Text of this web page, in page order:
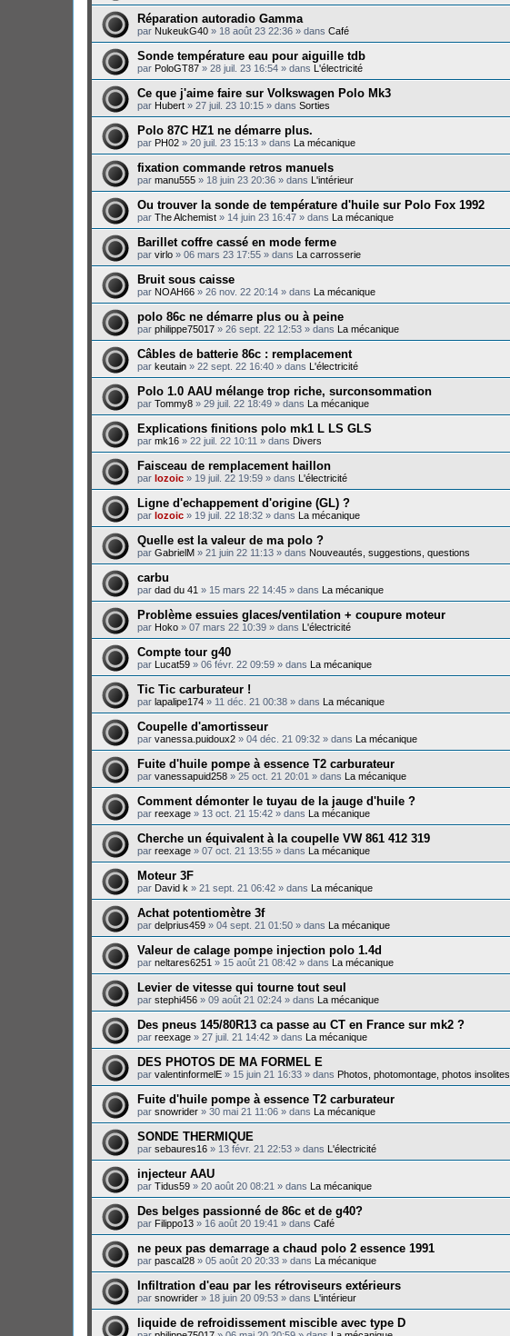
Réparation autoradio Gamma
par NukeukG40 » 18 août 23 22:36 » dans Café
Sonde température eau pour aiguille tdb
par PoloGT87 » 28 juil. 23 16:54 » dans L'électricité
Ce que j'aime faire sur Volkswagen Polo Mk3
par Hubert » 27 juil. 23 10:15 » dans Sorties
Polo 87C HZ1 ne démarre plus.
par PH02 » 20 juil. 23 15:13 » dans La mécanique
fixation commande retros manuels
par manu555 » 18 juin 23 20:36 » dans L'intérieur
Ou trouver la sonde de température d'huile sur Polo Fox 1992
par The Alchemist » 14 juin 23 16:47 » dans La mécanique
Barillet coffre cassé en mode ferme
par virlo » 06 mars 23 17:55 » dans La carrosserie
Bruit sous caisse
par NOAH66 » 26 nov. 22 20:14 » dans La mécanique
polo 86c ne démarre plus ou à peine
par philippe75017 » 26 sept. 22 12:53 » dans La mécanique
Câbles de batterie 86c : remplacement
par keutain » 22 sept. 22 16:40 » dans L'électricité
Polo 1.0 AAU mélange trop riche, surconsommation
par Tommy8 » 29 juil. 22 18:49 » dans La mécanique
Explications finitions polo mk1 L LS GLS
par mk16 » 22 juil. 22 10:11 » dans Divers
Faisceau de remplacement haillon
par lozoic » 19 juil. 22 19:59 » dans L'électricité
Ligne d'echappement d'origine (GL) ?
par lozoic » 19 juil. 22 18:32 » dans La mécanique
Quelle est la valeur de ma polo ?
par GabrielM » 21 juin 22 11:13 » dans Nouveautés, suggestions, questions
carbu
par dad du 41 » 15 mars 22 14:45 » dans La mécanique
Problème essuies glaces/ventilation + coupure moteur
par Hoko » 07 mars 22 10:39 » dans L'électricité
Compte tour g40
par Lucat59 » 06 févr. 22 09:59 » dans La mécanique
Tic Tic carburateur !
par lapalipe174 » 11 déc. 21 00:38 » dans La mécanique
Coupelle d'amortisseur
par vanessa.puidoux2 » 04 déc. 21 09:32 » dans La mécanique
Fuite d'huile pompe à essence T2 carburateur
par vanessapuid258 » 25 oct. 21 20:01 » dans La mécanique
Comment démonter le tuyau de la jauge d'huile ?
par reexage » 13 oct. 21 15:42 » dans La mécanique
Cherche un équivalent à la coupelle VW 861 412 319
par reexage » 07 oct. 21 13:55 » dans La mécanique
Moteur 3F
par David k » 21 sept. 21 06:42 » dans La mécanique
Achat potentiomètre 3f
par delprius459 » 04 sept. 21 01:50 » dans La mécanique
Valeur de calage pompe injection polo 1.4d
par neltares6251 » 15 août 21 08:42 » dans La mécanique
Levier de vitesse qui tourne tout seul
par stephi456 » 09 août 21 02:24 » dans La mécanique
Des pneus 145/80R13 ca passe au CT en France sur mk2 ?
par reexage » 27 juil. 21 14:42 » dans La mécanique
DES PHOTOS DE MA FORMEL E
par valentinformelE » 15 juin 21 16:33 » dans Photos, photomontage, photos insolites
Fuite d'huile pompe à essence T2 carburateur
par snowrider » 30 mai 21 11:06 » dans La mécanique
SONDE THERMIQUE
par sebaures16 » 13 févr. 21 22:53 » dans L'électricité
injecteur AAU
par Tidus59 » 20 août 20 08:21 » dans La mécanique
Des belges passionné de 86c et de g40?
par Filippo13 » 16 août 20 19:41 » dans Café
ne peux pas demarrage a chaud polo 2 essence 1991
par pascal28 » 05 août 20 20:33 » dans La mécanique
Infiltration d'eau par les rétroviseurs extérieurs
par snowrider » 18 juin 20 09:53 » dans L'intérieur
liquide de refroidissement miscible avec type D